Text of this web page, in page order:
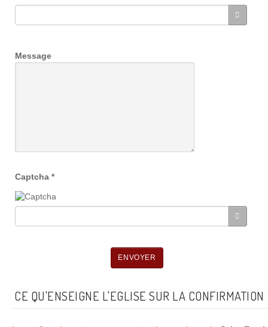
Message
Captcha *
ENVOYER
CE QU'ENSEIGNE L'EGLISE SUR LA CONFIRMATION